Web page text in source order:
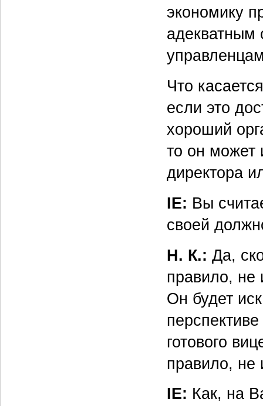
экономику
адекватным
Что
если это
хороший
то он может
директора
IE: Вы
своей
Н. К.: Да,
правило, не
Он будет
готового
правило, не
IE: Как, на